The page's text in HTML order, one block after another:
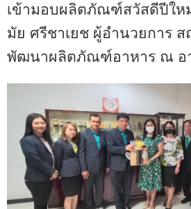
เข้ามอบผลิตภัณฑ์สวัสดีปีให
มัย ศรีชาเยช ผู้อำนวยการ
พัฒนาผลิตภัณฑ์อาหาร ณ อ